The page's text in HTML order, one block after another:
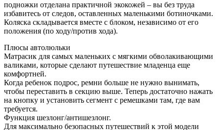
подножки отделана практичной экокожей – вы без труда
избавитесь от следов, оставленных маленькими ботиночками.
Коляска складывается вместе с блоком, независимо от его
положения (по ходу/против хода).
Плюсы автолюльки
Матрасик для самых маленьких с мягкими обволакивающими
валиками, которые сделают путешествие младенца еще
комфортней.
Когда ребенок подрос, ремни больше не нужно вынимать,
чтобы переставить в секцию выше. Теперь достаточно нажать
на кнопку и установить сегмент с ремешками там, где вам
требуется.
Функция шезлонг/антишезлонг.
Для максимально безопасных путешествий к этой модели